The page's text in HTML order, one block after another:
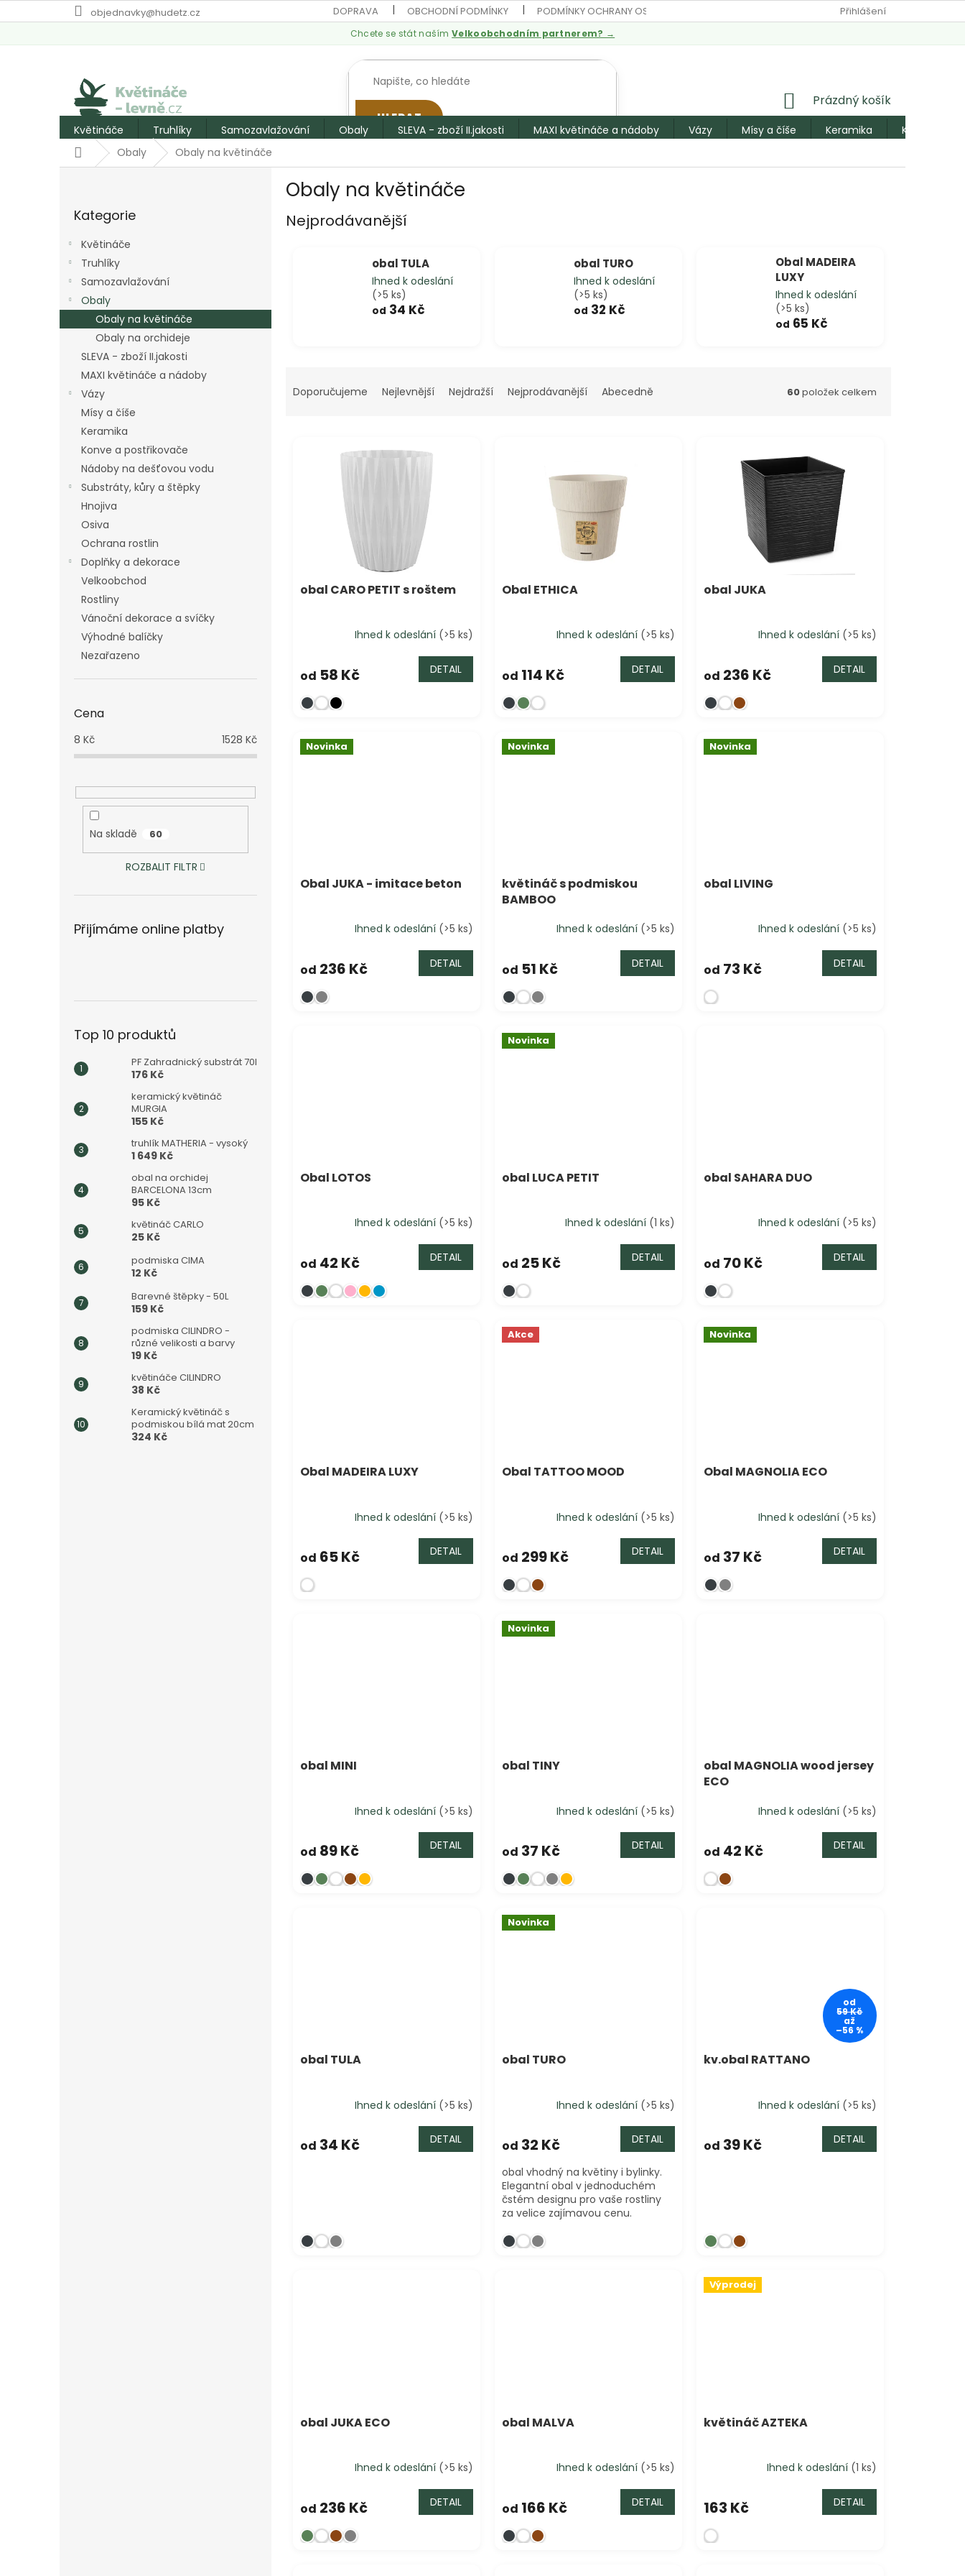
na
objednavky@hudetz.cz DOPRAVA OBCHODNÍ PODMÍNKY PODMÍNKY OCHRANY OSOBNÍCH ÚDAJŮ Přihlášení
Chcete se stát našímVelkoobchodním partnerem? →
HLEDAT
NÁKUPNÍ
KOŠÍK
Prázdný košík
Květináče Truhlíky Samozavlažování Obaly SLEVA - zboží II.jakosti MAXI květináče a nádoby Vázy Mísy a číše Keramika
Konve a
DomůObaly Obaly na květináče
a
kategorie
Kategorie
Květináče
Truhlíky
Samozavlažování
Obaly
Obaly na květináče
Obaly na orchideje
SLEVA - zboží II.jakosti
MAXI květináče a nádoby
Vázy
Mísy a číše
Keramika
Konve a postřikovače
Nádoby na dešťovou vodu
Substráty, kůry a štěpky
Hnojiva
Osiva
Ochrana rostlin
Doplňky a dekorace
Velkoobchod
Rostliny
Vánoční dekorace a svíčky
Výhodné balíčky
Nezařazeno
Cena
8 Kč 1528 Kč
Na skladě 60
ROZBALIT FILTR
Přijímáme online platby
Top 10 produktů
PF Zahradnický substrát 70l
176 Kč
keramický květináč
MURGIA
155 Kč
truhlík MATHERIA - vysoký
1 649 Kč
obal na orchidej
BARCELONA 13cm
95 Kč
květináč CARLO
25 Kč
podmiska CIMA
12 Kč
Barevné štěpky - 50L
159 Kč
podmiska CILINDRO -
různé velikosti a barvy
19 Kč
květináče CILINDRO
38 Kč
Keramický květináč s
podmiskou bílá mat 20cm
324 Kč
Obaly na květináče
Nejprodávanější
obal TULA
Ihned k odeslání
(>5 ks)
od 34 Kč
obal TURO
Ihned k odeslání
(>5 ks)
od 32 Kč
Obal MADEIRA
LUXY
Ihned k odeslání
(>5 ks)
od 65 Kč
aDoporučujeme Nejlevnější Nejdražší Nejprodávanější Abecedně 60položek celkem
obal CARO PETIT s roštem
Ihned k odeslání (>5 ks)
od 58 Kč DETAIL
Obal ETHICA
Ihned k odeslání (>5 ks)
od 114 Kč DETAIL
obal JUKA
Ihned k odeslání (>5 ks)
od 236 Kč DETAIL
Novinka
Obal JUKA - imitace beton
Ihned k odeslání (>5 ks)
od 236 Kč DETAIL
Novinka
květináč s podmiskou
BAMBOO
Ihned k odeslání (>5 ks)
od 51 Kč DETAIL
Novinka
obal LIVING
Ihned k odeslání (>5 ks)
od 73 Kč DETAIL
Obal LOTOS
Ihned k odeslání (>5 ks)
od 42 Kč DETAIL
Novinka
obal LUCA PETIT
Ihned k odeslání (1 ks)
od 25 Kč DETAIL
obal SAHARA DUO
Ihned k odeslání (>5 ks)
od 70 Kč DETAIL
Obal MADEIRA LUXY
Ihned k odeslání (>5 ks)
od 65 Kč DETAIL
Akce
Obal TATTOO MOOD
Ihned k odeslání (>5 ks)
od 299 Kč DETAIL
Novinka
Obal MAGNOLIA ECO
Ihned k odeslání (>5 ks)
od 37 Kč DETAIL
obal MINI
Ihned k odeslání (>5 ks)
od 89 Kč DETAIL
Novinka
obal TINY
Ihned k odeslání (>5 ks)
od 37 Kč DETAIL
obal MAGNOLIA wood jersey
ECO
Ihned k odeslání (>5 ks)
od 42 Kč DETAIL
obal TULA
Ihned k odeslání (>5 ks)
od 34 Kč DETAIL
Novinka
obal TURO
Ihned k odeslání (>5 ks)
od 32 Kč DETAIL
obal vhodný na květiny i bylinky.
Elegantní obal v jednoduchém
čstém designu pro vaše rostliny
za velice zajímavou cenu.
od
59 Kč
až
–56 %
kv.obal RATTANO
Ihned k odeslání (>5 ks)
od 39 Kč DETAIL
obal JUKA ECO
Ihned k odeslání (>5 ks)
od 236 Kč DETAIL
obal MALVA
Ihned k odeslání (>5 ks)
od 166 Kč DETAIL
Výprodej
květináč AZTEKA
Ihned k odeslání (1 ks)
163 Kč DETAIL